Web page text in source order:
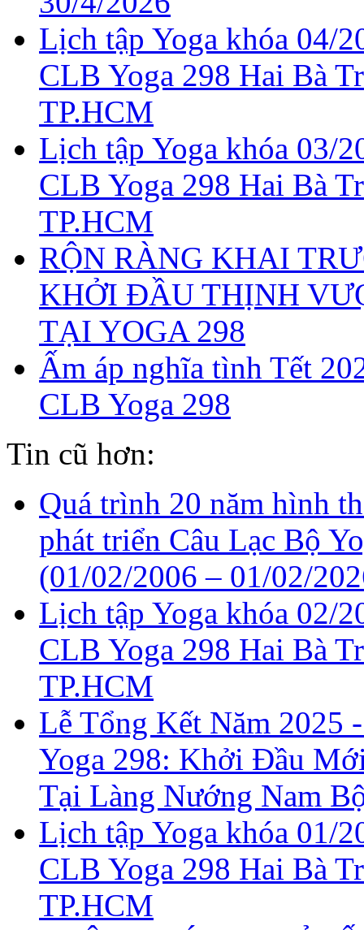
Lịch tập Yoga khóa 04/
CLB Yoga 298 Hai Bà
TP.HCM
Lịch tập Yoga khóa 03/
CLB Yoga 298 Hai Bà
TP.HCM
RỘN RÀNG KHAI
KHỞI ĐẦU THỊNH
TẠI YOGA 298
Ấm áp nghĩa tình Tết
CLB Yoga 298
Tin cũ hơn:
Quá trình 20 năm hình
phát triển Câu Lạc Bộ
(01/02/2006 – 01/02/
Lịch tập Yoga khóa 02/
CLB Yoga 298 Hai Bà
TP.HCM
Lễ Tổng Kết Năm 2025
Yoga 298: Khởi Đầu
Tại Làng Nướng Nam
Lịch tập Yoga khóa 01/
CLB Yoga 298 Hai Bà
TP.HCM